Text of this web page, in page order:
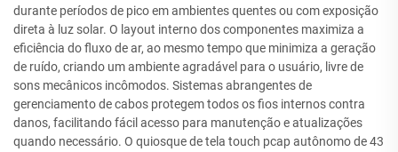
durante períodos de pico em ambientes quentes ou com exposição
direta à luz solar. O layout interno dos componentes maximiza a
eficiência do fluxo de ar, ao mesmo tempo que minimiza a geração
de ruído, criando um ambiente agradável para o usuário, livre de
sons mecânicos incômodos. Sistemas abrangentes de
gerenciamento de cabos protegem todos os fios internos contra
danos, facilitando fácil acesso para manutenção e atualizações
quando necessário. O quiosque de tela touch pcap autônomo de 43